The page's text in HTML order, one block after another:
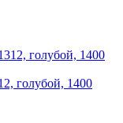
голубой, 1400